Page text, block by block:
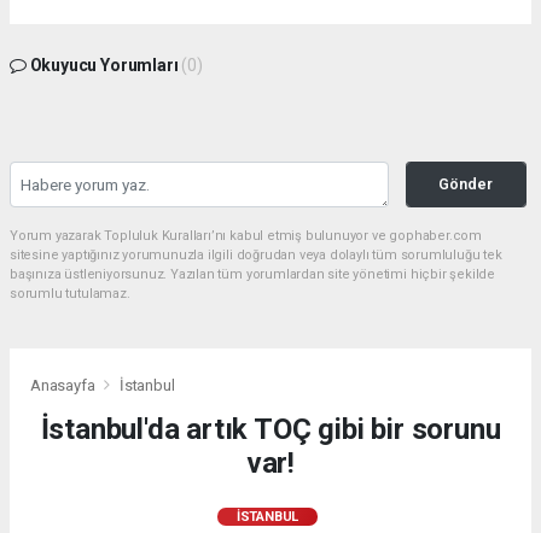
Okuyucu Yorumları (0)
Gönder
Yorum yazarak Topluluk Kuralları’nı kabul etmiş bulunuyor ve gophaber.com
sitesine yaptığınız yorumunuzla ilgili doğrudan veya dolaylı tüm sorumluluğu tek
başınıza üstleniyorsunuz. Yazılan tüm yorumlardan site yönetimi hiçbir şekilde
sorumlu tutulamaz.
Anasayfa İstanbul
İstanbul'da artık TOÇ gibi bir sorunu
var!
İSTANBUL